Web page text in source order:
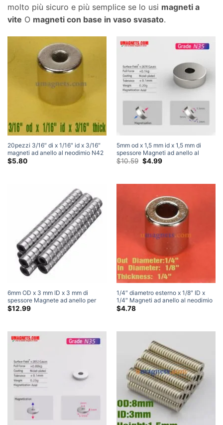
molto più sicuro e più semplice se lo usi magneti a
vite O magneti con base in vaso svasato.
20pezzi 3/16″ di x 1/16″ id x 3/16″
magneti ad anello al neodimio N42
spessi magneti ad anello home
$5.80
5mm od x 1,5 mm id x 1,5 mm di
spessore Magneti ad anello al
neodimio N35 Magneti circolari a
$10.59 Il
prezzo
$10.59.
$4.99Il
$4.99.
6mm OD x 3 mm ID x 3 mm di
spessore Magnete ad anello per
terre rare N50 Magneti ad anello al
$12.99
1/4″ diametro esterno x 1/8″ ID x
1/4″ Magneti ad anello al neodimio
N42 spessi in vendita Magnete a
$4.78